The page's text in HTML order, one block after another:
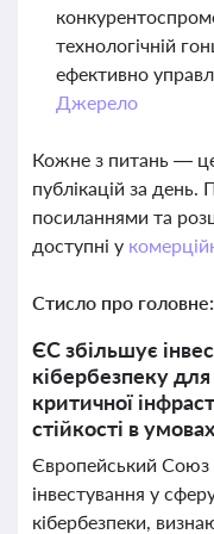
технологічній
ефективно
Джерело
Кожне з питань —
публікацій за
посиланнями та
доступні у
Стисло про головне:
ЄС збільшує
кібербезпеку
критичної
стійкості в
Європейський
інвестування у
кібербезпеки,